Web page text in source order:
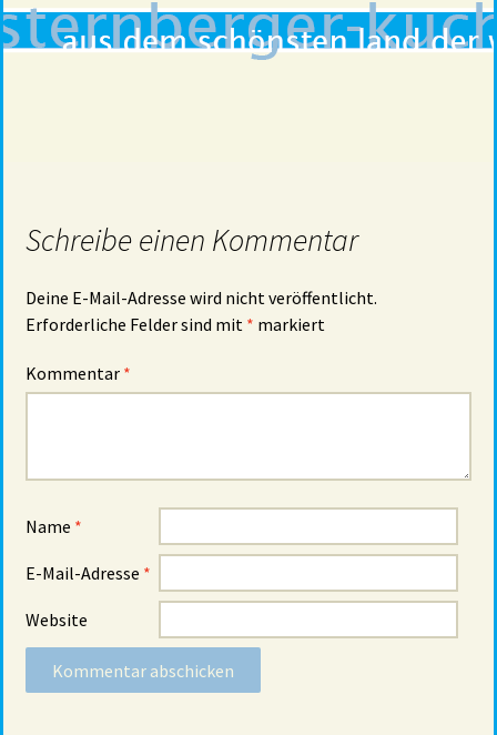
Schreibe einen Kommentar
Deine E-Mail-Adresse wird nicht veröffentlicht.
Erforderliche Felder sind mit * markiert
Kommentar *
Name *
E-Mail-Adresse *
Website